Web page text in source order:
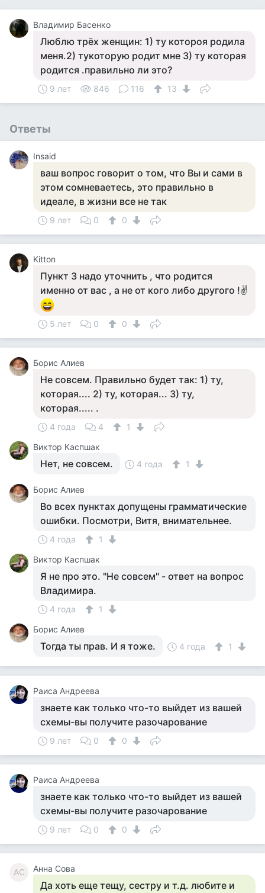
Владимир Басенко
Люблю трёх женщин: 1) ту котороя родила
меня.2) тукоторую родит мне 3) ту которая
родится .правильно ли это?
9 лет 846 116 13
Ответы
Insaid
ваш вопрос говорит о том, что Вы и сами в
этом сомневаетесь, это правильно в
идеале, в жизни все не так
9 лет 0 0
Kitton
Пункт 3 надо уточнить , что родится
именно от вас , а не от кого либо другого !✌
5 лет 0 0
Борис Алиев
Не совсем. Правильно будет так: 1) ту,
которая.... 2) ту, которая... 3) ту,
которая..... .
4 года 4
1
Виктор Каспшак
Нет, не совсем. 4 года 1
Борис Алиев
Во всех пунктах допущены грамматические
ошибки. Посмотри, Витя, внимательнее.
4 года
1
Виктор Каспшак
Я не про это. "Не совсем" - ответ на вопрос
Владимира.
4 года
1
Борис Алиев
Тогда ты прав. И я тоже. 4 года 1
Раиса Андреева
знаете как только что-то выйдет из вашей
схемы-вы получите разочарование
9 лет 0 0
Раиса Андреева
знаете как только что-то выйдет из вашей
схемы-вы получите разочарование
9 лет 0 0
АС Анна Сова
Да хоть еще тещу, сестру и т.д. любите и